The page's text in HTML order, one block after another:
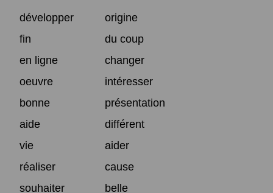
développer
origine
fin
du coup
en ligne
changer
oeuvre
intéresser
bonne
présentation
aide
différent
vie
aider
réaliser
cause
souhaiter
belle